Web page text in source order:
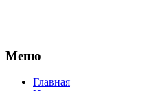
Меню
Главная